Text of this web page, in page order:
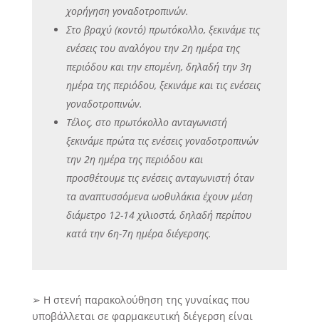
χορήγηση γοναδοτροπινών.
Στο βραχύ (κοντό) πρωτόκολλο, ξεκινάμε τις
ενέσεις του αναλόγου την 2η ημέρα της
περιόδου και την επομένη, δηλαδή την 3η
ημέρα της περιόδου, ξεκινάμε και τις ενέσεις
γοναδοτροπινών.
Τέλος, στο πρωτόκολλο ανταγωνιστή
ξεκινάμε πρώτα τις ενέσεις γοναδοτροπινών
την 2η ημέρα της περιόδου και
προσθέτουμε τις ενέσεις ανταγωνιστή όταν
τα αναπτυσσόμενα ωοθυλάκια έχουν μέση
διάμετρο 12-14 χιλιοστά, δηλαδή περίπου
κατά την 6η-7η ημέρα διέγερσης.
➢ Η στενή παρακολούθηση της γυναίκας που
υποβάλλεται σε φαρμακευτική διέγερση είναι